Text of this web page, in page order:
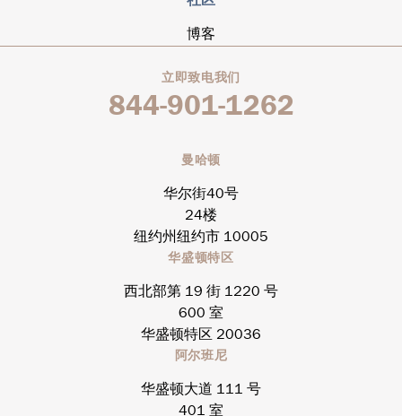
博客
立即致电我们
844-901-1262
曼哈顿
华尔街40号
24楼
纽约州纽约市 10005
华盛顿特区
西北部第 19 街 1220 号
600 室
华盛顿特区 20036
阿尔班尼
华盛顿大道 111 号
401 室